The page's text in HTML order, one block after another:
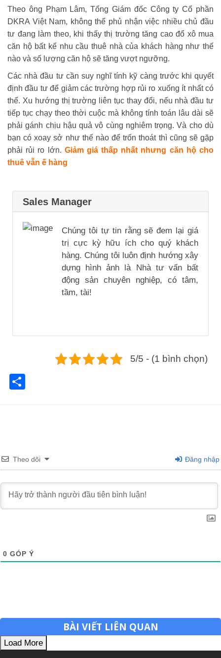
Theo ông Phạm Lâm, Tổng Giám đốc Công ty Cổ phần
DKRA Việt Nam, không thể phủ nhận việc nhiều chủ đầu
tư đang làm theo, khi thấy thị trường tăng cao đổ xô mua
căn hộ bất kể nhu cầu thuê nhà của khách hàng như thế
nào và số lượng căn hộ sẽ tăng vượt ngưỡng.
Các nhà đầu tư cần suy nghĩ tính kỹ càng trước khi quyết
định đầu tư để giảm các trường hợp rủi ro xuống ít nhất có
thể. Xu hướng thị trường liên tục thay đổi, nếu nhà đầu tư
tiếp tục chạy theo thời cuộc mà không tính toán lâu dài sẽ
phải gánh chịu hậu quả vô cùng nghiêm trọng. Và cho dù
bạn có xoay sở như thế nào để trốn thoát thì cũng sẽ gặp
phải rủi ro lớn. Giảm giá thấp nhất nhưng căn hộ cho
thuê vẫn ế hàng
Sales Manager
Chúng tôi tự tin rằng sẽ đem lại giá
trị cực kỳ hữu ích cho quý khách
hàng. Chúng tôi luôn định hướng xây
dựng hình ảnh là Nhà tư vấn bất
động sản chuyên nghiệp, có tâm,
tầm, tài!
5/5 - (1 bình chọn)
Theo dõi Đăng nhập
0 GÓP Ý
BÀI VIẾT LIÊN QUAN
Load More